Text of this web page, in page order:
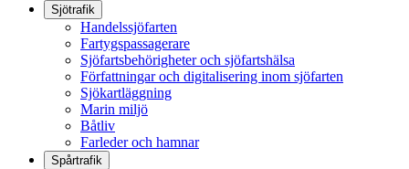
Sjötrafik
Handelssjöfarten
Fartygspassagerare
Sjöfartsbehörigheter och sjöfartshälsa
Författningar och digitalisering inom sjöfarten
Sjökartläggning
Marin miljö
Båtliv
Farleder och hamnar
Spårtrafik